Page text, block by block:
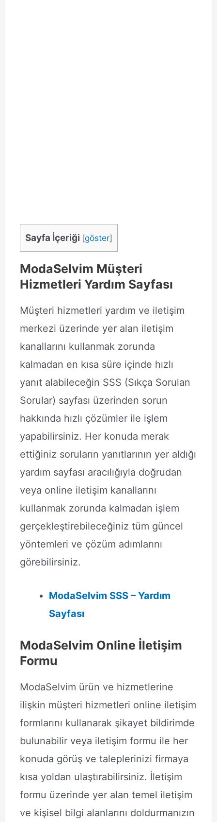
Sayfa İçeriği [göster]
ModaSelvim Müşteri
Hizmetleri Yardım Sayfası
Müşteri hizmetleri yardım ve iletişim
merkezi üzerinde yer alan iletişim
kanallarını kullanmak zorunda
kalmadan en kısa süre içinde hızlı
yanıt alabileceğin SSS (Sıkça Sorulan
Sorular) sayfası üzerinden sorun
hakkında hızlı çözümler ile işlem
yapabilirsiniz. Her konuda merak
ettiğiniz soruların yanıtlarının yer aldığı
yardım sayfası aracılığıyla doğrudan
veya online iletişim kanallarını
kullanmak zorunda kalmadan işlem
gerçekleştirebileceğiniz tüm güncel
yöntemleri ve çözüm adımlarını
görebilirsiniz.
ModaSelvim SSS – Yardım
Sayfası
ModaSelvim Online İletişim
Formu
ModaSelvim ürün ve hizmetlerine
ilişkin müşteri hizmetleri online iletişim
formlarını kullanarak şikayet bildirimde
bulunabilir veya iletişim formu ile her
konuda görüş ve taleplerinizi firmaya
kısa yoldan ulaştırabilirsiniz. İletişim
formu üzerinde yer alan temel iletişim
ve kişisel bilgi alanlarını doldurmanızın